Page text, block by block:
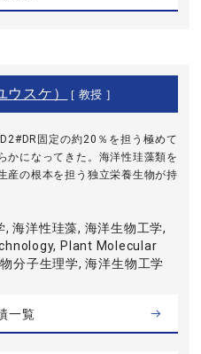
スケ） [ 教授 ]
固定の約20％を担う極めて
かになってきた。海洋性珪藻類を
産の根本を担う独立栄養生物が持
, 海洋性珪藻, 海洋生物工学,
Plant Molecular
分子生理学, 海洋生物工学
一覧